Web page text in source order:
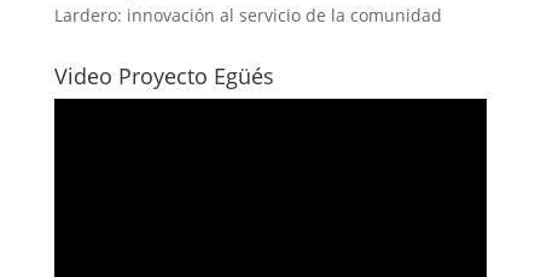
Lardero: innovación al servicio de la comunidad
Video Proyecto Egüés